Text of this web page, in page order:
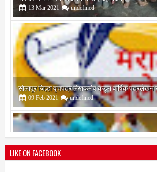
सोलापूर जिल्हा वृत्तपत्र लेखकमंच कडून वार्षिक
09 Feb 2021 undefined
श्री मल्लिकार्जुन प्रशालेकडून उमाकांत गाढवे यांचा सत्कार
25 Mar 2021 undefined
LIKE ON FACEBOOK